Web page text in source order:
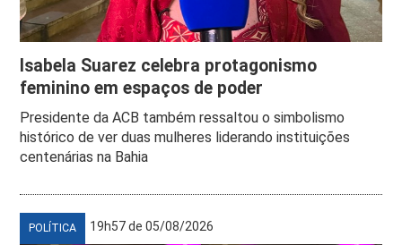
Isabela Suarez celebra protagonismo
feminino em espaços de poder
Presidente da ACB também ressaltou o simbolismo
histórico de ver duas mulheres liderando instituições
centenárias na Bahia
POLÍTICA 19h57 de 05/08/2026